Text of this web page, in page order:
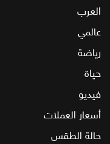
العرب
عالمي
رياضة
حياة
فيديو
أسعار العملات
حالة الطقس